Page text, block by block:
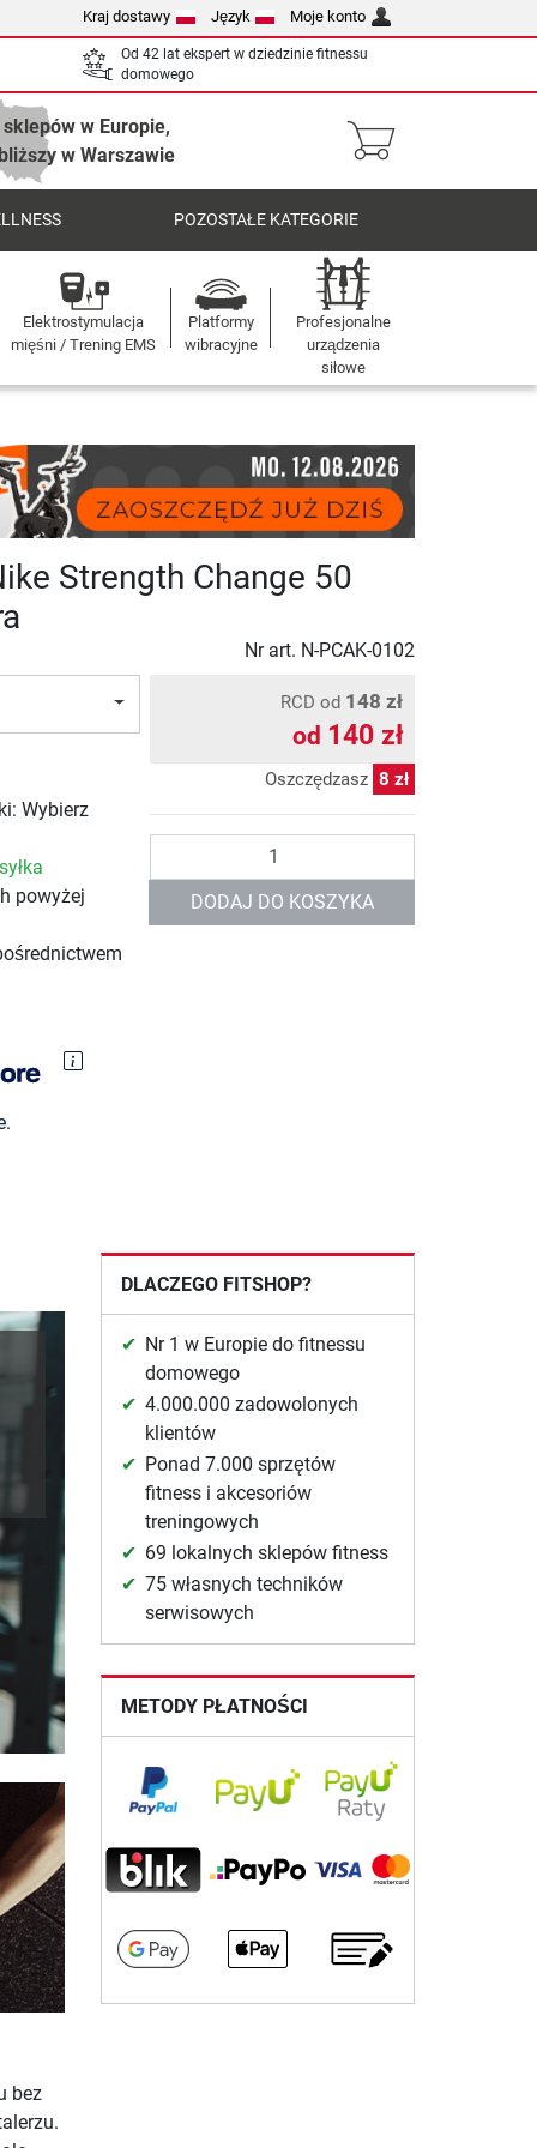
Kraj dostawy Język Moje konto
Od 42 lat ekspert w dziedzinie fitnessu
domowego
w Europie,
w Warszawie
POZOSTAŁE KATEGORIE
Elektrostymulacja
mięśni / Trening EMS
Platformy
wibracyjne
Profesjonalne
urządzenia
siłowe
Strength Change 50
Nr art. N-PCAK-0102
Wybierz
powyżej
RCD od 148 zł
od 140 zł
Oszczędzasz 8 zł
DODAJ DO KOSZYKA
bez
DLACZEGO FITSHOP?
Nr 1 w Europie do fitnessu
domowego
4.000.000 zadowolonych
klientów
Ponad 7.000 sprzętów
fitness i akcesoriów
treningowych
69 lokalnych sklepów fitness
75 własnych techników
serwisowych
METODY PŁATNOŚCI